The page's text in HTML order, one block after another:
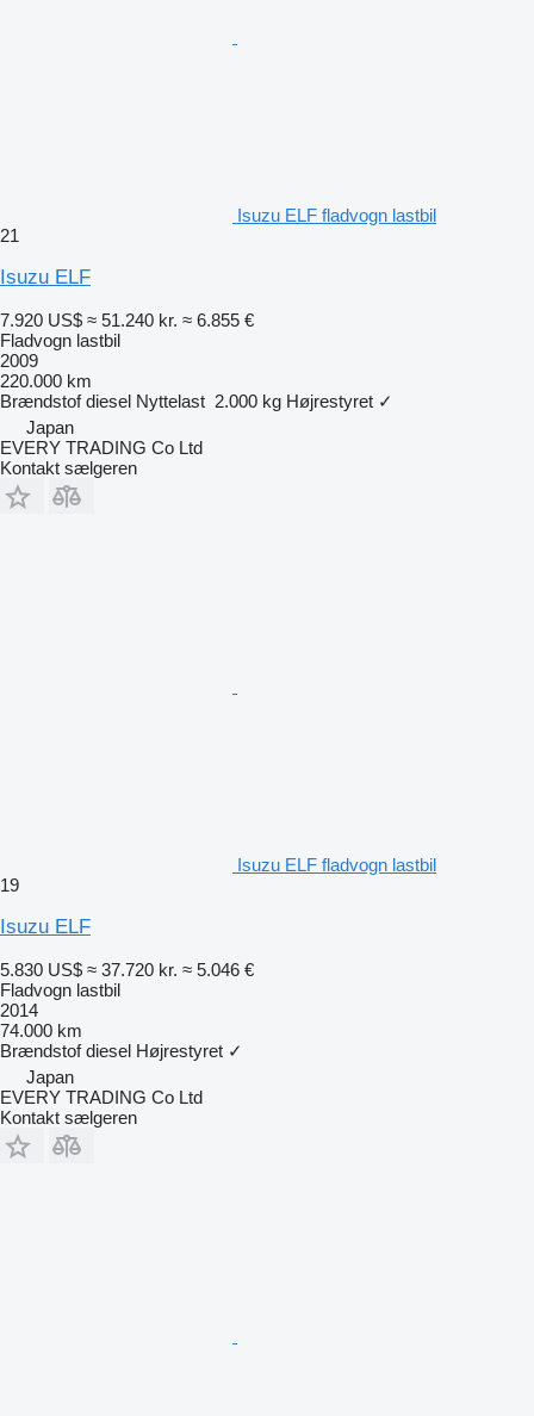
Isuzu ELF fladvogn lastbil
21
Isuzu ELF
7.920 US$ ≈ 51.240 kr. ≈ 6.855 €
Fladvogn lastbil
2009
220.000 km
Brændstof diesel Nyttelast 2.000 kg Højrestyret ✓
Japan
EVERY TRADING Co Ltd
Kontakt sælgeren
Isuzu ELF fladvogn lastbil
19
Isuzu ELF
5.830 US$ ≈ 37.720 kr. ≈ 5.046 €
Fladvogn lastbil
2014
74.000 km
Brændstof diesel Højrestyret ✓
Japan
EVERY TRADING Co Ltd
Kontakt sælgeren